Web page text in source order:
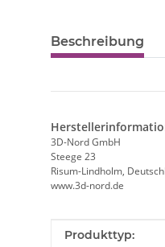
Beschreibung
3D-Nord GmbH
Steege 23
Risum-Lindholm,
www.3d-nord.de
Produkteigenschaft
Wert
Produkttyp: